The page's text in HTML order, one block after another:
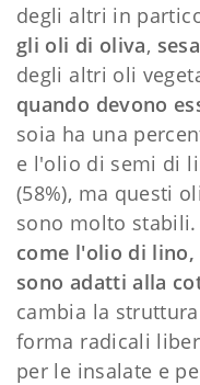
degli altri in
gli oli di oliva,
degli altri oli
quando devono
soia ha una
e l'olio di semi di
(58%), ma questi
sono molto
come l'olio di
sono adatti alla
cambia la
forma radicali
per le insalate e